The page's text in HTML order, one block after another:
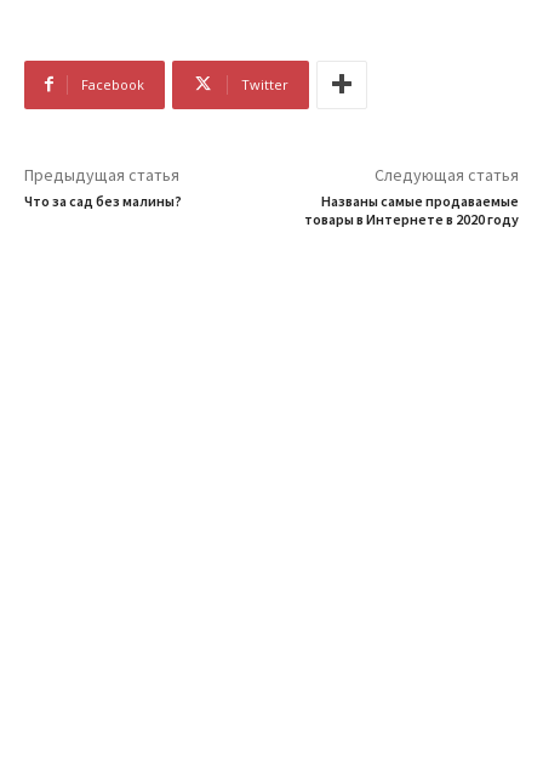
Facebook Twitter
Предыдущая статья
Что за сад без малины?
Следующая статья
Названы самые продаваемые
товары в Интернете в 2020 году